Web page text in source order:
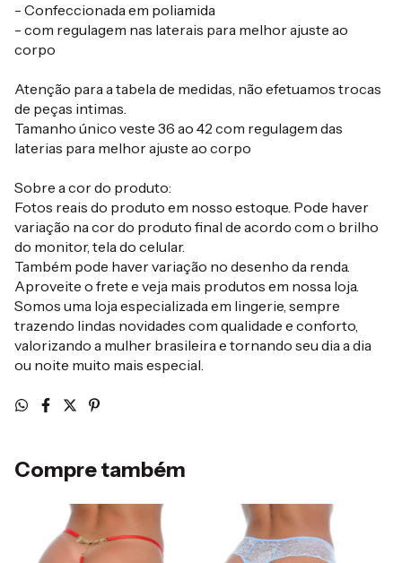
- Confeccionada em poliamida
- com regulagem nas laterais para melhor ajuste ao
corpo
Atenção para a tabela de medidas, não efetuamos trocas
de peças intimas.
Tamanho único veste 36 ao 42 com regulagem das
laterias para melhor ajuste ao corpo
Sobre a cor do produto:
Fotos reais do produto em nosso estoque. Pode haver
variação na cor do produto final de acordo com o brilho
do monitor, tela do celular.
Também pode haver variação no desenho da renda.
Aproveite o frete e veja mais produtos em nossa loja.
Somos uma loja especializada em lingerie, sempre
trazendo lindas novidades com qualidade e conforto,
valorizando a mulher brasileira e tornando seu dia a dia
ou noite muito mais especial.
Compre também